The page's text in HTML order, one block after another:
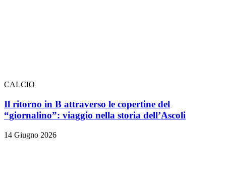
CALCIO
Il ritorno in B attraverso le copertine del
“giornalino”: viaggio nella storia dell’Ascoli
14 Giugno 2026